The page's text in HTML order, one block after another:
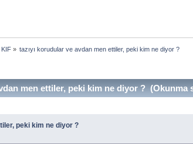
KIF » tazıyı korudular ve avdan men ettiler, peki kim ne diyor ?
men ettiler, peki kim ne diyor ? (Okunma
peki kim ne diyor ?